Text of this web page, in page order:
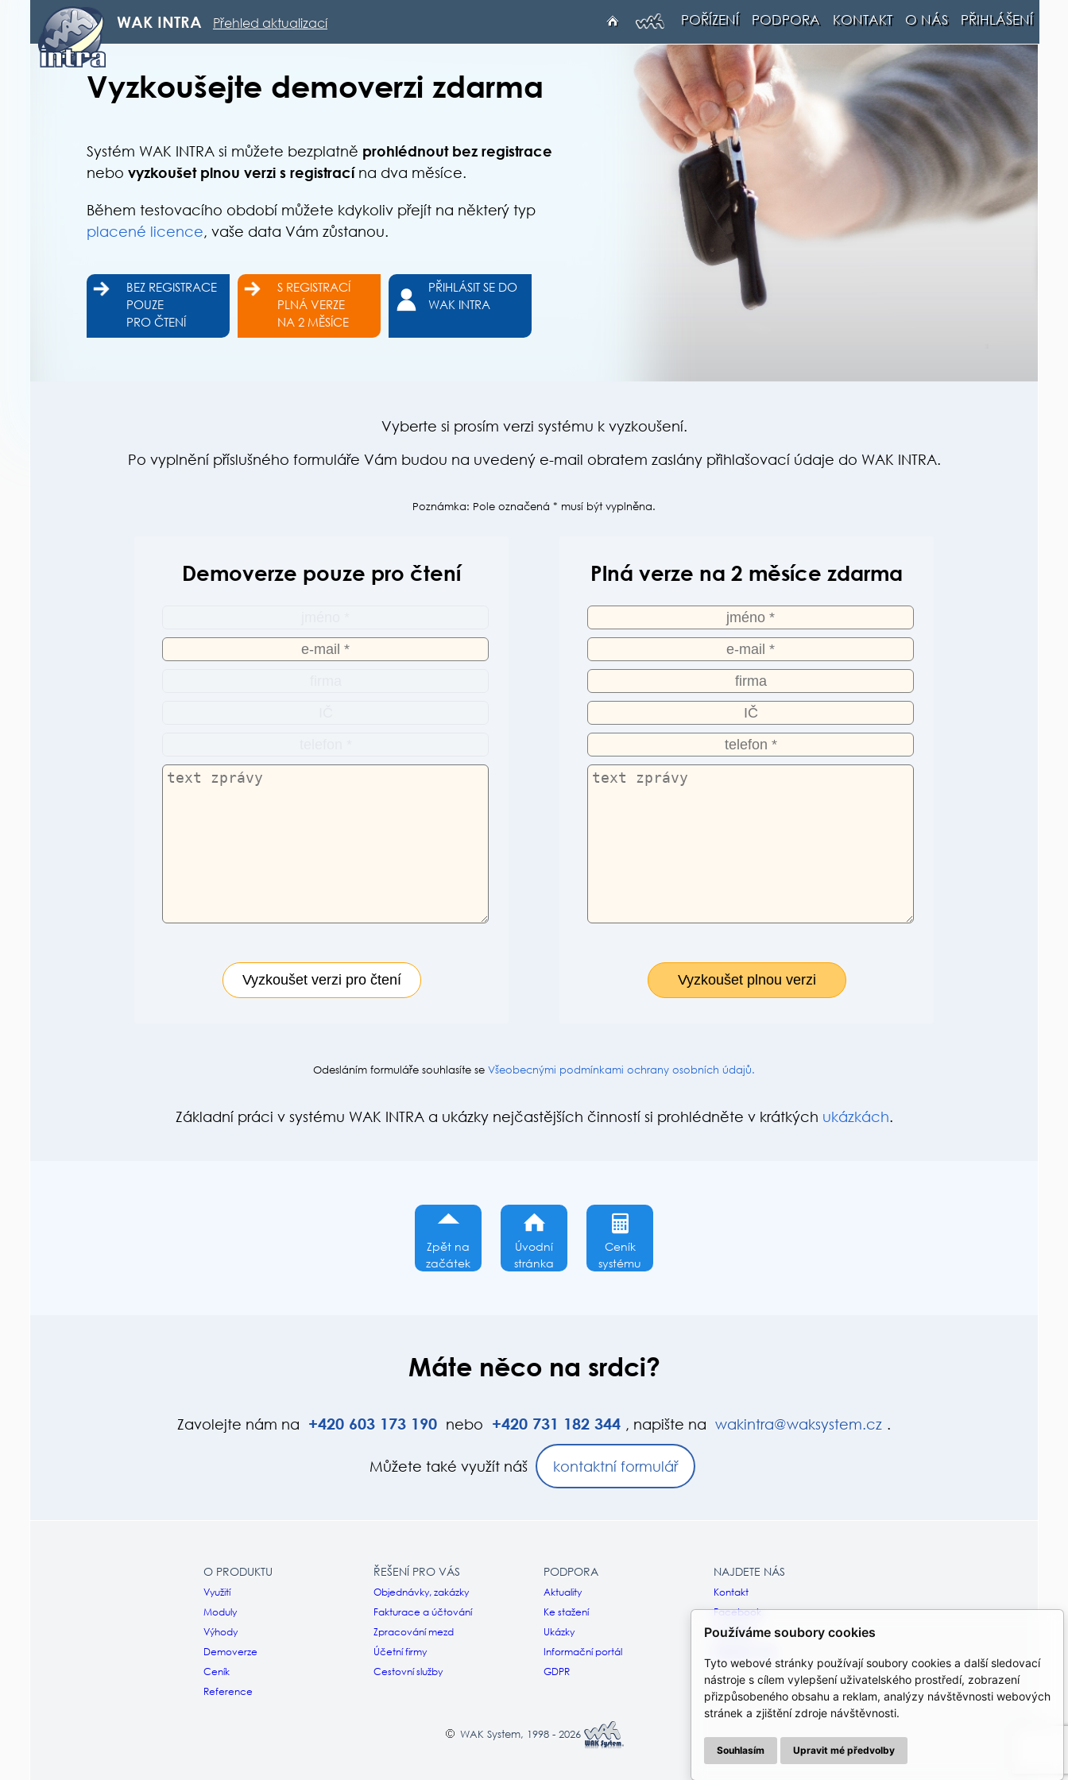
Používáme soubory cookies
Tyto webové stránky používají soubory cookies a další sledovací
nástroje s cílem vylepšení uživatelského prostředí, zobrazení
přizpůsobeného obsahu a reklam, analýzy návštěvnosti webových
stránek a zjištění zdroje návštěvnosti.
Souhlasím Upravit mé předvolby
POŘÍZENÍ PODPORA KONTAKT O NÁS PŘIHLÁŠENÍ
WAK INTRA Přehled aktualizací
Vyzkoušejte demoverzi zdarma
Systém WAK INTRA si můžete bezplatně prohlédnout bez registrace
nebovyzkoušet plnou verzi s registracína dva měsíce.
Během testovacího období můžete kdykoliv přejít na některý typ
placené licence, vaše data Vám zůstanou.
BEZ REGISTRACE
POUZE
PRO ČTENÍ
S REGISTRACÍ
PLNÁ VERZE
NA 2 MĚSÍCE
PŘIHLÁSIT SE DO
WAK INTRA
Vyberte si prosím verzi systému k vyzkoušení.
Po vyplnění příslušného formuláře Vám budou na uvedený e-mail obratem zaslány přihlašovací údaje do WAK INTRA.
Poznámka: Pole označená * musí být vyplněna.
Demoverze pouze pro čtení Plná verze na 2 měsíce zdarma
Odesláním formuláře souhlasíte se Všeobecnými podmínkami ochrany osobních údajů.
Základní práci v systému WAK INTRA a ukázky nejčastějších činností si prohlédněte v krátkých ukázkách.
Zpět na
začátek
Úvodní
stránka
Ceník
systému
Máte něco na srdci?
Zavolejte nám na +420 603 173 190 nebo +420 731 182 344 , napište na wakintra@waksystem.cz .
Můžete také využít náš kontaktní formulář
O PRODUKTU
Využití
Moduly
Výhody
Demoverze
Ceník
Reference
ŘEŠENÍ PRO VÁS
Objednávky, zakázky
Fakturace a účtování
Zpracování mezd
Účetní firmy
Cestovní služby
PODPORA
Aktuality
Ke stažení
Ukázky
Informační portál
GDPR
NAJDETE NÁS
Kontakt
Facebook
Youtube
WAK System, 1998 - 2026